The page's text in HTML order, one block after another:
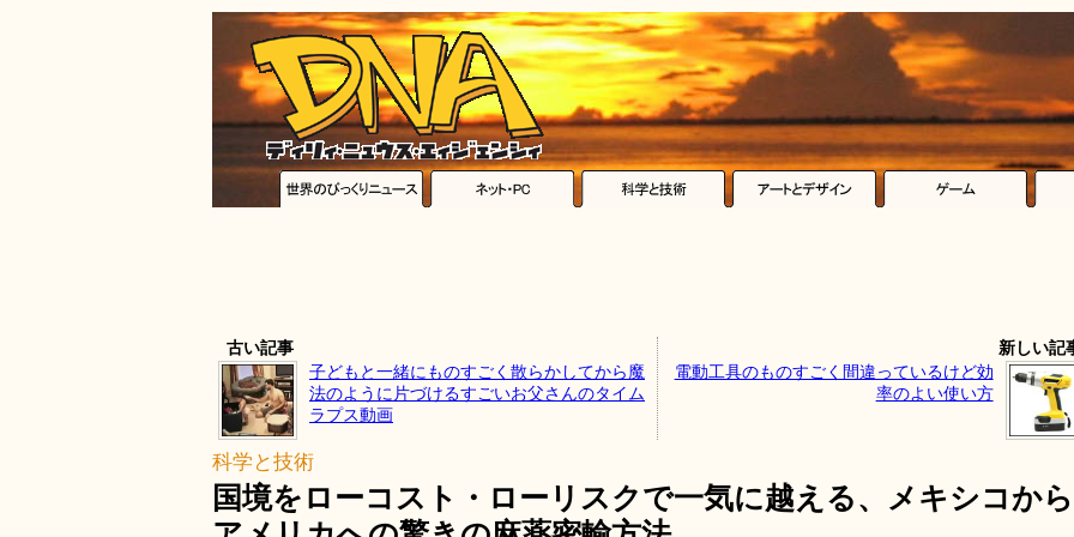
古い記事
子どもと一緒にものすごく散らかしてから魔
法のように片づけるすごいお父さんのタイム
ラプス動画
新しい記
電動工具のものすごく間違っているけど効
率のよい使い方
科学と技術
国境をローコスト・ローリスクで一気に越える、メキシコから